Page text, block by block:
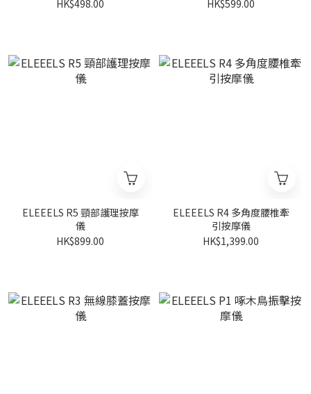
HK$498.00 HK$599.00
ELEEELS R5 頸部護理按摩
儀
HK$899.00
ELEEELS R4 多角度腰椎牽
引按摩儀
HK$1,399.00